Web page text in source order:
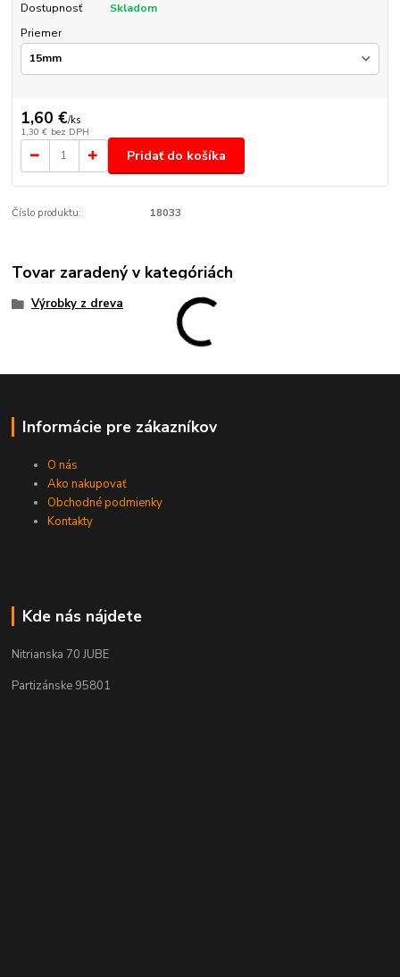
Dostupnosť
Skladom
Priemer
1,60 €/ks
1,30 € bez DPH
Pridať do košíka
Číslo produktu: 18033
Tovar zaradený v kategóriách
Výrobky z dreva
Informácie pre zákazníkov
O nás
Ako nakupovať
Obchodné podmienky
Kontakty
Kde nás nájdete
Nitrianska 70 JUBE
Partizánske 95801